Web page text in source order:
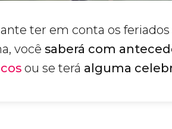
ter em conta os feriados
você saberá com
ou se terá alguma